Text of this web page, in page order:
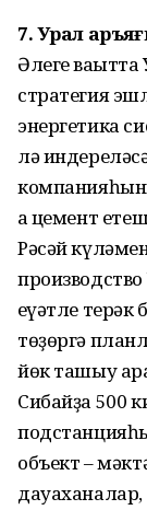
7. Урал
Әлеге
стратегия
энергетика
лә
аҡ цемент
Рәсәй
ҡеүәтле
төҙөргә
йөк ташыу
Сибайҙа 500
объект –
дауаханалар,